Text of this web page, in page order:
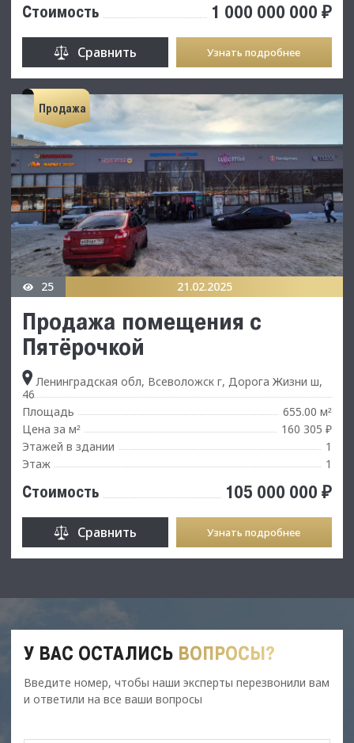
Стоимость 1 000 000 000 ₽
Сравнить Узнать подробнее
Продажа
25 21.02.2025
Продажа помещения с
Пятёрочкой
Ленинградская обл, Всеволожск г, Дорога Жизни ш,
46
Площадь
655.00 м²
Цена за м²
160 305 ₽
Этажей в здании
1
Этаж
1
Стоимость 105 000 000 ₽
Сравнить Узнать подробнее
У ВАС ОСТАЛИСЬ ВОПРОСЫ?
Введите номер, чтобы наши эксперты перезвонили вам
и ответили на все ваши вопросы